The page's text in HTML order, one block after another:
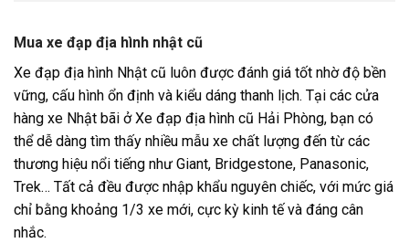
Mua xe đạp địa hình nhật cũ
Xe đạp địa hình Nhật cũ luôn được đánh giá tốt nhờ độ bền
vững, cấu hình ổn định và kiểu dáng thanh lịch. Tại các cửa
hàng xe Nhật bãi ở Xe đạp địa hình cũ Hải Phòng, bạn có
thể dễ dàng tìm thấy nhiều mẫu xe chất lượng đến từ các
thương hiệu nổi tiếng như Giant, Bridgestone, Panasonic,
Trek… Tất cả đều được nhập khẩu nguyên chiếc, với mức giá
chỉ bằng khoảng 1/3 xe mới, cực kỳ kinh tế và đáng cân
nhắc.